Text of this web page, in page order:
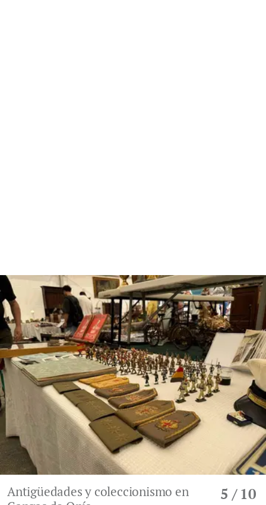
5 / 10
Antigüedades y coleccionismo en